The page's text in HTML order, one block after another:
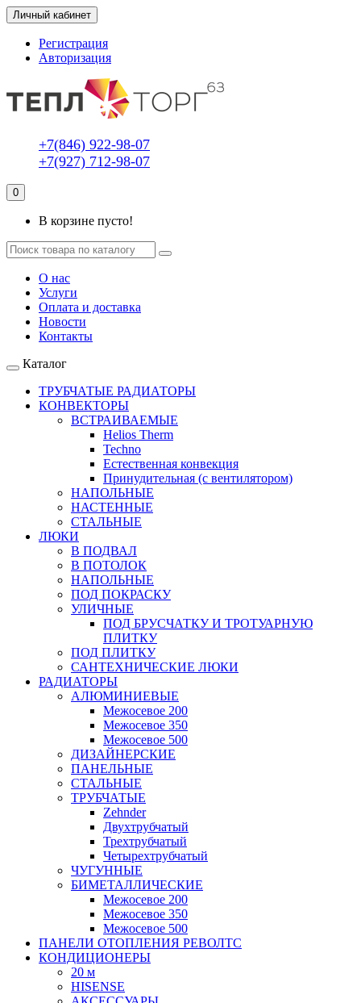
Личный кабинет
Регистрация
Авторизация
+7(846) 922-98-07
+7(927) 712-98-07
0
В корзине пусто!
О нас
Услуги
Оплата и доставка
Новости
Контакты
Каталог
ТРУБЧАТЫЕ РАДИАТОРЫ
КОНВЕКТОРЫ
ВСТРАИВАЕМЫЕ
Helios Therm
Techno
Естественная конвекция
Принудительная (с вентилятором)
НАПОЛЬНЫЕ
НАСТЕННЫЕ
СТАЛЬНЫЕ
ЛЮКИ
В ПОДВАЛ
В ПОТОЛОК
НАПОЛЬНЫЕ
ПОД ПОКРАСКУ
УЛИЧНЫЕ
ПОД БРУСЧАТКУ И ТРОТУАРНУЮ
ПЛИТКУ
ПОД ПЛИТКУ
САНТЕХНИЧЕСКИЕ ЛЮКИ
РАДИАТОРЫ
АЛЮМИНИЕВЫЕ
Межосевое 200
Межосевое 350
Межосевое 500
ДИЗАЙНЕРСКИЕ
ПАНЕЛЬНЫЕ
СТАЛЬНЫЕ
ТРУБЧАТЫЕ
Zehnder
Двухтрубчатый
Трехтрубчатый
Четырехтрубчатый
ЧУГУННЫЕ
БИМЕТАЛЛИЧЕСКИЕ
Межосевое 200
Межосевое 350
Межосевое 500
ПАНЕЛИ ОТОПЛЕНИЯ РЕВОЛТС
КОНДИЦИОНЕРЫ
20 м
HISENSE